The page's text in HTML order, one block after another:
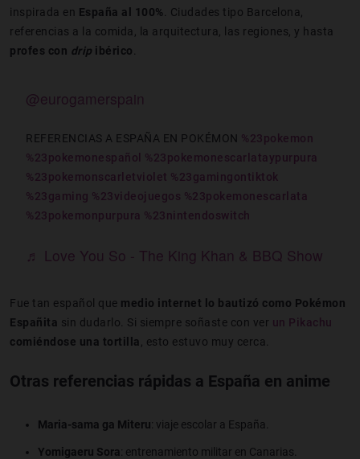
inspirada en España al 100% . Ciudades tipo Barcelona,
referencias a la comida, la arquitectura, las regiones, y hasta
profes con drip ibérico
@eurogamerspain
REFERENCIAS A ESPAÑA EN POKÉMON %23pokemon
%23pokemonespañol
%23pokemonescarlataypurpura
%23pokemonscarletviolet %23gamingontiktok
%23gaming %23videojuegos %23pokemonescarlata
%23pokemonpurpura %23nintendoswitch
♬ Love You So - The King Khan & BBQ Show
Fue tan español que medio internet lo bautizó como Pokémon
Españita sin dudarlo. Si siempre soñaste con ver un Pikachu
comiéndose una tortilla , esto estuvo muy cerca.
Otras referencias rápidas a España en anime
Maria-sama ga Miteru: viaje escolar a España.
Yomigaeru Sora: entrenamiento militar en Canarias.